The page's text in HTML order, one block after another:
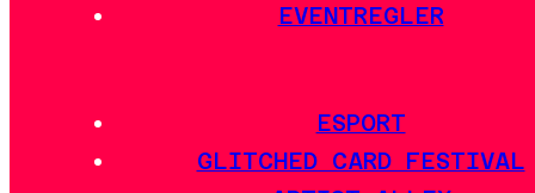
EVENTREGLER
ESPORT
GLITCHED CARD FESTIVAL